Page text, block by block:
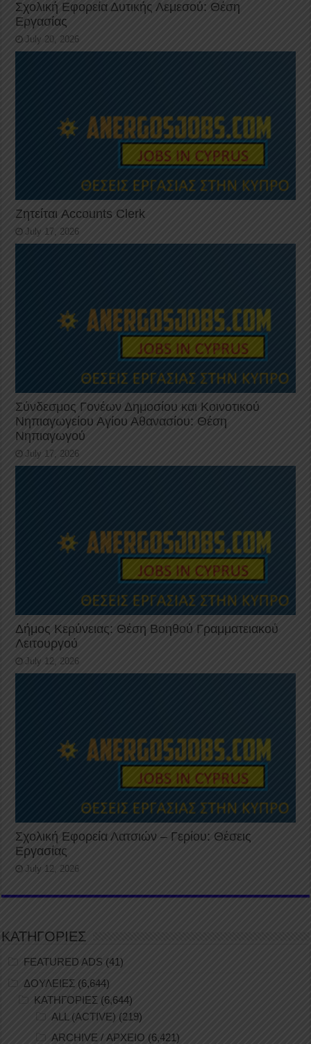
Σχολική Εφορεία Δυτικής Λεμεσού: Θέση
Εργασίας
July 20, 2026
Ζητείται Accounts Clerk
July 17, 2026
Σύνδεσμος Γονέων Δημοσίου και Κοινοτικού
Νηπιαγωγείου Αγίου Αθανασίου: Θέση
Νηπιαγωγού
July 17, 2026
Δήμος Κερύνειας: Θέση Βοηθού Γραμματειακού
Λειτουργού
July 12, 2026
Σχολική Εφορεία Λατσιών – Γερίου: Θέσεις
Εργασίας
July 12, 2026
ΚΑΤΗΓΟΡΙΕΣ
FEATURED ADS (41)
ΔΟΥΛΕΙΕΣ (6,644)
ΚΑΤΗΓΟΡΙΕΣ (6,644)
ALL (ACTIVE) (219)
ARCHIVE / ΑΡΧΕΙΟ (6,421)